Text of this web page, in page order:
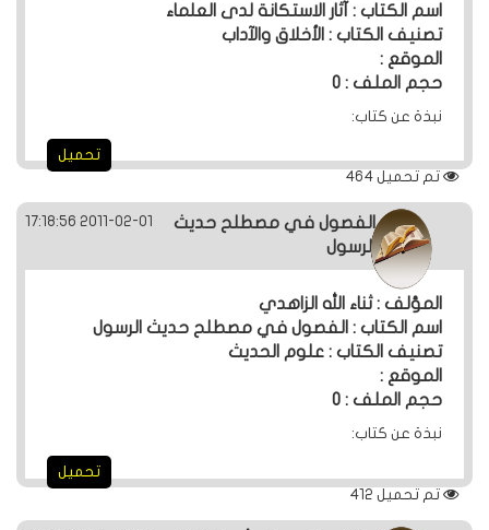
اسم الكتاب : آثار الاستكانة لدى العلماء
تصنيف الكتاب : الأخلاق والآداب
الموقع :
حجم الملف : 0
نبذة عن كتاب:
تحميل
تم تحميل464
2011-02-01 17:18:56
الفصول في مصطلح حديث
الرسول
المؤلف : ثناء الله الزاهدي
اسم الكتاب : الفصول في مصطلح حديث الرسول
تصنيف الكتاب : علوم الحديث
الموقع :
حجم الملف : 0
نبذة عن كتاب:
تحميل
تم تحميل 412